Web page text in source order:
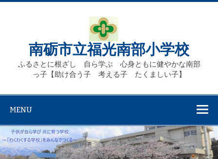
Skip
南砺市立福光南部小学校
ふるさとに根ざし 自ら学ぶ 心身ともに健やかな南部
っ子【助け合う子 考える子 たくましい子】
MENU